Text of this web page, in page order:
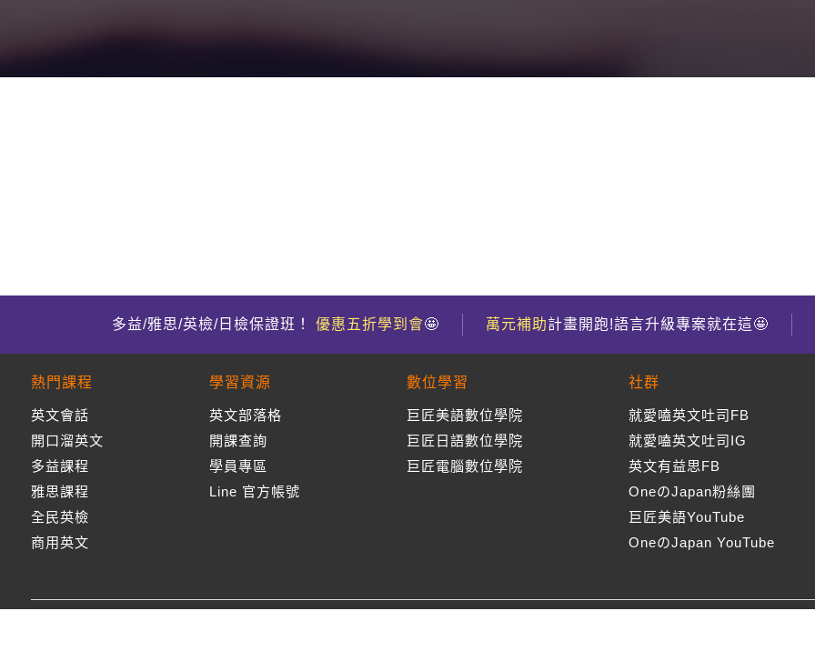
多益/雅思/英檢/日檢保證班！ 優惠五折學到會🤩 萬元補助計畫開跑!語言升級專案就在這🤩
熱門課程
英文會話
開口溜英文
多益課程
雅思課程
全民英檢
商用英文
學習資源
英文部落格
開課查詢
學員專區
Line 官方帳號
數位學習
巨匠美語數位學院
巨匠日語數位學院
巨匠電腦數位學院
社群
就愛嗑英文吐司FB
就愛嗑英文吐司IG
英文有益思FB
OneのJapan粉絲團
巨匠美語YouTube
OneのJapan YouTube